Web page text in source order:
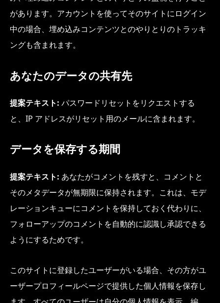
があります。アカウントを使ってそのサイトにログイン
中の場合、埋め込みコンテンツとのやりとりのトラッキ
ングも含まれます。
あなたのデータの共有先
提案テキスト: パスワードリセットをリクエストする
と、IP アドレスがリセット用のメールに含まれます。
データを保存する期間
提案テキスト: あなたがコメントを残すと、コメントと
そのメタデータが無期限に保持されます。これは、モデ
レーションキューにコメントを保持しておく代わりに、
フォローアップのコメントを自動的に認識し承認できる
ようにするためです。
このサイトに登録したユーザーがいる場合、その方がユ
ーザープロフィールページで提供した個人情報を保存し